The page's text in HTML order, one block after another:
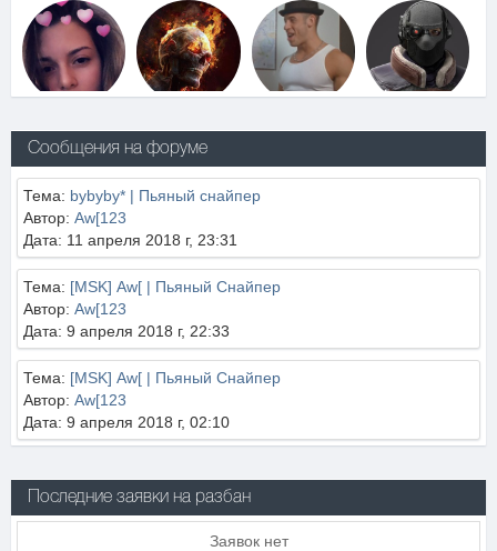
Сообщения на форуме
Тема: bybyby* | Пьяный снайпер
Автор: Aw[123
Дата: 11 апреля 2018 г, 23:31
Тема: [MSK] Aw[ | Пьяный Снайпер
Автор: Aw[123
Дата: 9 апреля 2018 г, 22:33
Тема: [MSK] Aw[ | Пьяный Снайпер
Автор: Aw[123
Дата: 9 апреля 2018 г, 02:10
Последние заявки на разбан
Заявок нет